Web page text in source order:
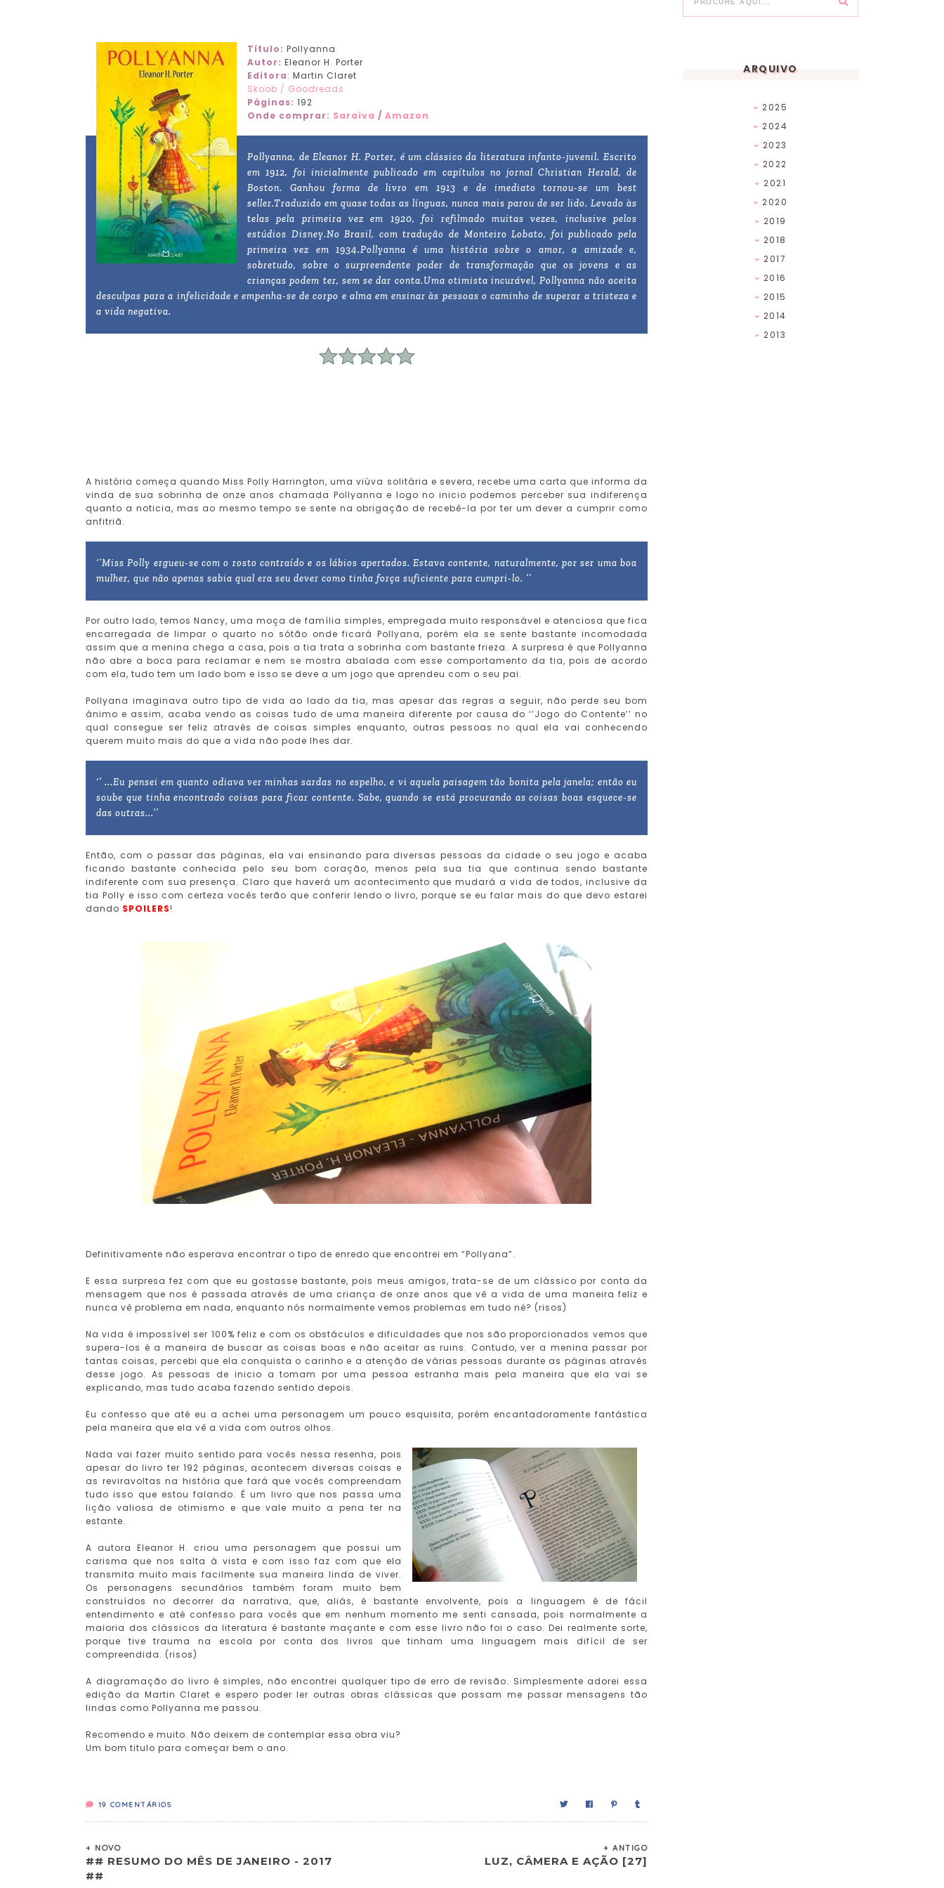
Título: Pollyanna
Autor: Eleanor H. Porter
Editora: Martin Claret
Skoob / Goodreads
Páginas: 192
Onde comprar: Saraiva / Amazon
Pollyanna, de Eleanor H. Porter, é um clássico da literatura infanto-juvenil. Escrito
em 1912, foi inicialmente publicado em capítulos no jornal Christian Herald, de
Boston. Ganhou forma de livro em 1913 e de imediato tornou-se um best
seller.Traduzido em quase todas as línguas, nunca mais parou de ser lido. Levado às
telas pela primeira vez em 1920, foi refilmado muitas vezes, inclusive pelos
estúdios Disney.No Brasil, com tradução de Monteiro Lobato, foi publicado pela
primeira vez em 1934.Pollyanna é uma história sobre o amor, a amizade e,
sobretudo, sobre o surpreendente poder de transformação que os jovens e as
crianças podem ter, sem se dar conta.Uma otimista incurável, Pollyanna não aceita
desculpas para a infelicidade e empenha-se de corpo e alma em ensinar às pessoas o caminho de superar a tristeza e
a vida negativa.
A história começa quando Miss Polly Harrington, uma viúva solitária e severa, recebe uma carta que informa da
vinda de sua sobrinha de onze anos chamada Pollyanna e logo no inicio podemos perceber sua indiferença
quanto a noticia, mas ao mesmo tempo se sente na obrigação de recebê-la por ter um dever a cumprir como
anfitriã.
‘’Miss Polly ergueu-se com o rosto contraído e os lábios apertados. Estava contente, naturalmente, por ser uma boa
mulher, que não apenas sabia qual era seu dever como tinha força suficiente para cumpri-lo. ’’
Por outro lado, temos Nancy, uma moça de família simples, empregada muito responsável e atenciosa que fica
encarregada de limpar o quarto no sótão onde ficará Pollyana, porém ela se sente bastante incomodada
assim que a menina chega a casa, pois a tia trata a sobrinha com bastante frieza. A surpresa é que Pollyanna
não abre a boca para reclamar e nem se mostra abalada com esse comportamento da tia, pois de acordo
com ela, tudo tem um lado bom e isso se deve a um jogo que aprendeu com o seu pai.
Pollyana imaginava outro tipo de vida ao lado da tia, mas apesar das regras a seguir, não perde seu bom
ânimo e assim, acaba vendo as coisas tudo de uma maneira diferente por causa do ‘’Jogo do Contente’’ no
qual consegue ser feliz através de coisas simples enquanto, outras pessoas no qual ela vai conhecendo
querem muito mais do que a vida não pode lhes dar.
‘’ ...Eu pensei em quanto odiava ver minhas sardas no espelho, e vi aquela paisagem tão bonita pela janela; então eu
soube que tinha encontrado coisas para ficar contente. Sabe, quando se está procurando as coisas boas esquece-se
das outras...’’
Então, com o passar das páginas, ela vai ensinando para diversas pessoas da cidade o seu jogo e acaba
ficando bastante conhecida pelo seu bom coração, menos pela sua tia que continua sendo bastante
indiferente com sua presença. Claro que haverá um acontecimento que mudará a vida de todos, inclusive da
tia Polly e isso com certeza vocês terão que conferir lendo o livro, porque se eu falar mais do que devo estarei
dando SPOILERS!
Definitivamente não esperava encontrar o tipo de enredo que encontrei em “Pollyana”.
E essa surpresa fez com que eu gostasse bastante, pois meus amigos, trata-se de um clássico por conta da
mensagem que nos é passada através de uma criança de onze anos que vê a vida de uma maneira feliz e
nunca vê problema em nada, enquanto nós normalmente vemos problemas em tudo né? (risos)
Na vida é impossível ser 100% feliz e com os obstáculos e dificuldades que nos são proporcionados vemos que
supera-los é a maneira de buscar as coisas boas e não aceitar as ruins. Contudo, ver a menina passar por
tantas coisas, percebi que ela conquista o carinho e a atenção de várias pessoas durante as páginas através
desse jogo. As pessoas de inicio a tomam por uma pessoa estranha mais pela maneira que ela vai se
explicando, mas tudo acaba fazendo sentido depois.
Eu confesso que até eu a achei uma personagem um pouco esquisita, porém encantadoramente fantástica
pela maneira que ela vê a vida com outros olhos.
Nada vai fazer muito sentido para vocês nessa resenha, pois
apesar do livro ter 192 páginas, acontecem diversas coisas e
as reviravoltas na história que fará que vocês compreendam
tudo isso que estou falando. É um livro que nos passa uma
lição valiosa de otimismo e que vale muito a pena ter na
estante.
A autora Eleanor H. criou uma personagem que possui um
carisma que nos salta à vista e com isso faz com que ela
transmita muito mais facilmente sua maneira linda de viver.
Os personagens secundários também foram muito bem
construídos no decorrer da narrativa, que, aliás, é bastante envolvente, pois a linguagem é de fácil
entendimento e até confesso para vocês que em nenhum momento me senti cansada, pois normalmente a
maioria dos clássicos da literatura é bastante maçante e com esse livro não foi o caso. Dei realmente sorte,
porque tive trauma na escola por conta dos livros que tinham uma linguagem mais difícil de ser
compreendida. (risos)
A diagramação do livro é simples, não encontrei qualquer tipo de erro de revisão. Simplesmente adorei essa
edição da Martin Claret e espero poder ler outras obras clássicas que possam me passar mensagens tão
lindas como Pollyanna me passou.
Recomendo e muito. Não deixem de contemplar essa obra viu?
Um bom titulo para começar bem o ano.
19 COMENTÁRIOS
+ NOVO
## RESUMO DO MÊS DE JANEIRO - 2017
##
+ ANTIGO
LUZ, CÂMERA E AÇÃO [27]
ARQUIVO
2025
2024
2023
2022
2021
2020
2019
2018
2017
2016
2015
2014
2013